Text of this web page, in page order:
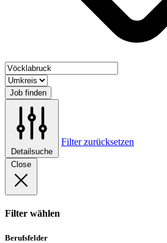
Job finden
Detailsuche
Filter zurücksetzen
Close
Filter wählen
Berufsfelder